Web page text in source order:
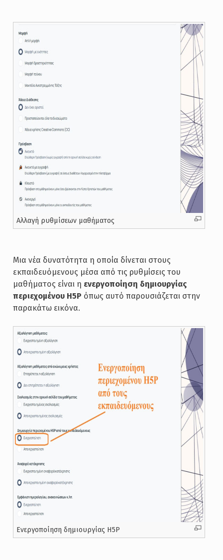
Αλλαγή ρυθμίσεων μαθήματος
Μια νέα δυνατότητα η οποία δίνεται στους
εκπαιδευόμενους μέσα από τις ρυθμίσεις του
μαθήματος είναι η ενεργοποίηση δημιουργίας
περιεχομένου H5P όπως αυτό παρουσιάζεται στην
παρακάτω εικόνα.
Ενεργοποίηση δημιουργίας H5P